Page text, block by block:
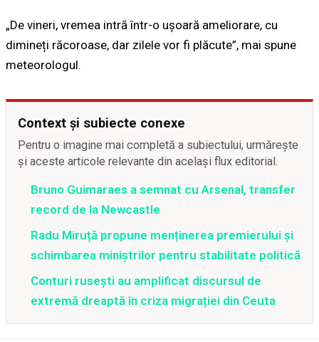
„De vineri, vremea intră într-o ușoară ameliorare, cu
dimineți răcoroase, dar zilele vor fi plăcute”, mai spune
meteorologul.
Context și subiecte conexe
Pentru o imagine mai completă a subiectului, urmărește
și aceste articole relevante din același flux editorial.
Bruno Guimaraes a semnat cu Arsenal, transfer
record de la Newcastle
Radu Miruță propune menținerea premierului și
schimbarea miniștrilor pentru stabilitate politică
Conturi rusești au amplificat discursul de
extremă dreaptă în criza migrației din Ceuta